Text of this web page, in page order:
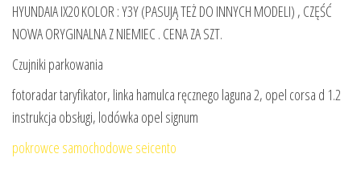
HYUNDAIA IX20 KOLOR : Y3Y (PASUJĄ TEŻ DO INNYCH MODELI) , CZĘŚĆ
NOWA ORYGINALNA Z NIEMIEC . CENA ZA SZT.
Czujniki parkowania
fotoradar taryfikator, linka hamulca ręcznego laguna 2, opel corsa d 1.2
instrukcja obsługi, lodówka opel signum
pokrowce samochodowe seicento